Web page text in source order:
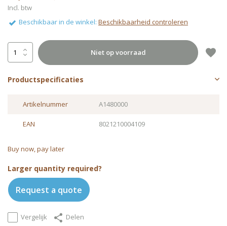
Incl. btw
Beschikbaar in de winkel: Beschikbaarheid controleren
Niet op voorraad
Productspecificaties
Artikelnummer A1480000
EAN 8021210004109
Buy now, pay later
Larger quantity required?
Request a quote
Vergelijk Delen